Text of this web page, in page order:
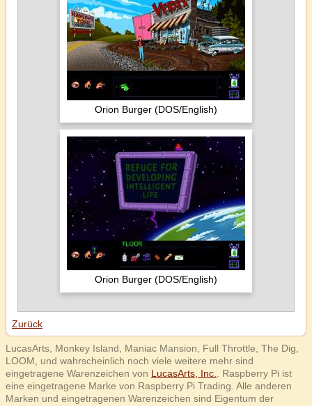
Orion Burger (DOS/English)
Orion Burger (DOS/English)
Zurück
LucasArts, Monkey Island, Maniac Mansion, Full Throttle, The Dig,
LOOM, und wahrscheinlich noch viele weitere mehr sind
eingetragene Warenzeichen von LucasArts, Inc.
. Raspberry Pi ist
eine eingetragene Marke von Raspberry Pi Trading. Alle anderen
Marken und eingetragenen Warenzeichen sind Eigentum der